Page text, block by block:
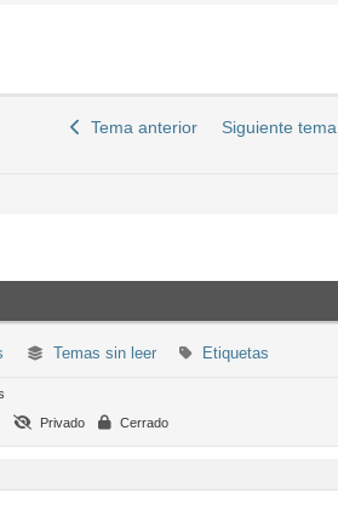
Tema anterior Siguiente tema
Temas sin leer Etiquetas
Privado Cerrado